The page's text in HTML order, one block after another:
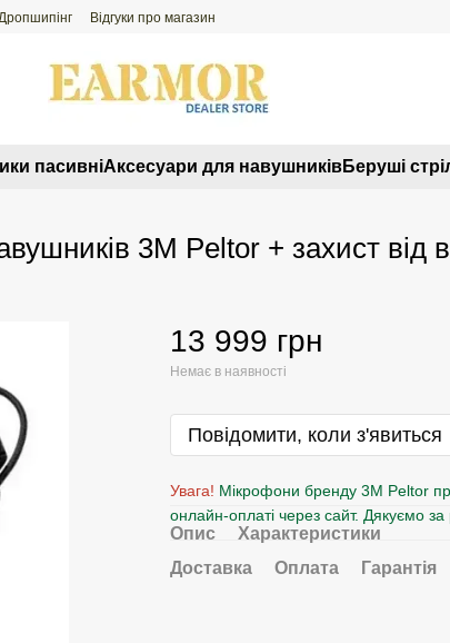
Відгуки про магазин
пасивніАксесуари для навушниківБеруші
3M Peltor + захист від
13 999 грн
Немає в наявності
Повідомити, коли з'явиться
Увага! Мікрофони бренду 3M Peltor
онлайн-оплаті через сайт. Дякуємо за
Опис
Характеристики
Доставка
Оплата Гарантія